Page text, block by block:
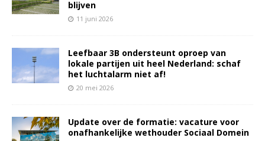
blijven
11 juni 2026
Leefbaar 3B ondersteunt oproep van
lokale partijen uit heel Nederland: schaf
het luchtalarm niet af!
20 mei 2026
Update over de formatie: vacature voor
onafhankelijke wethouder Sociaal Domein